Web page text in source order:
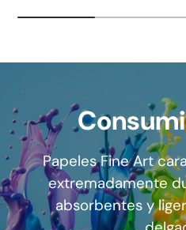
Papeles Fine Art
extremadamente
absorbentes y